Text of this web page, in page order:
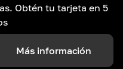
Obtén tu tarjeta en 5
Más información